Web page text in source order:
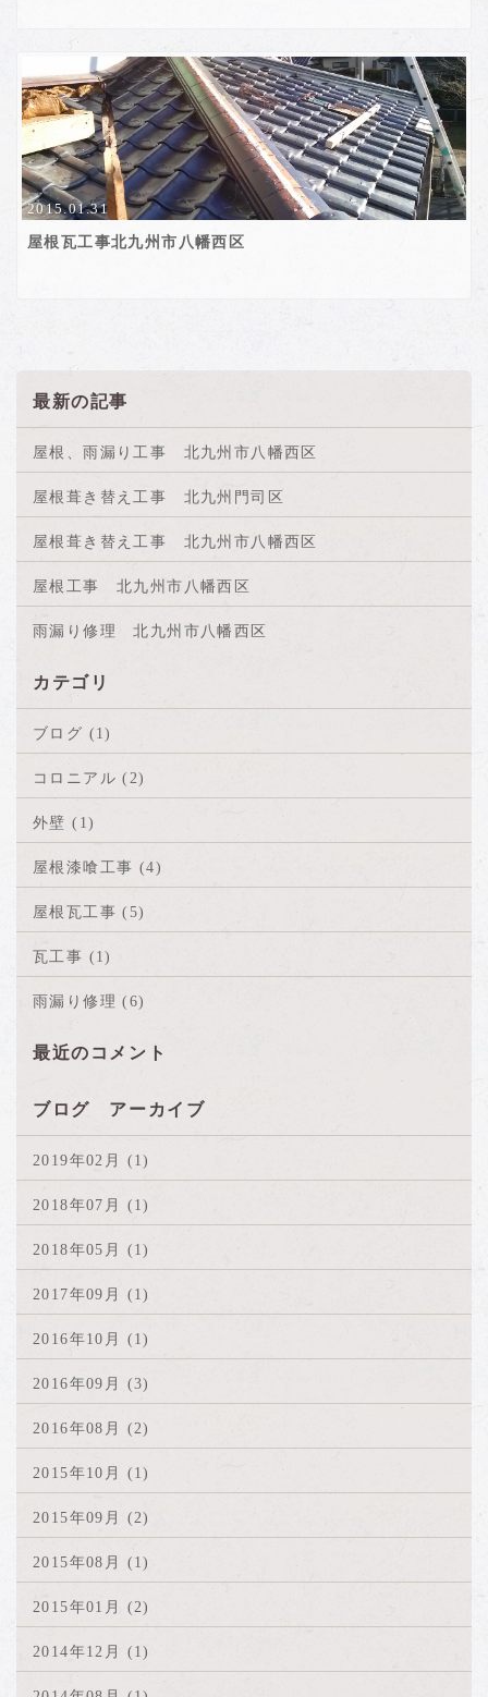
2015.01.31
屋根瓦工事北九州市八幡西区
最新の記事
屋根、雨漏り工事 北九州市八幡西区
屋根葺き替え工事 北九州門司区
屋根葺き替え工事 北九州市八幡西区
屋根工事 北九州市八幡西区
雨漏り修理 北九州市八幡西区
カテゴリ
ブログ (1)
コロニアル (2)
外壁 (1)
屋根漆喰工事 (4)
屋根瓦工事 (5)
瓦工事 (1)
雨漏り修理 (6)
最近のコメント
ブログ アーカイブ
2019年02月 (1)
2018年07月 (1)
2018年05月 (1)
2017年09月 (1)
2016年10月 (1)
2016年09月 (3)
2016年08月 (2)
2015年10月 (1)
2015年09月 (2)
2015年08月 (1)
2015年01月 (2)
2014年12月 (1)